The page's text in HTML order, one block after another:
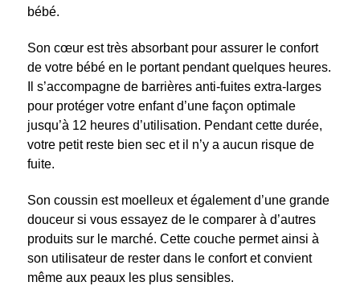
bébé.
Son cœur est très absorbant pour assurer le confort
de votre bébé en le portant pendant quelques heures.
Il s’accompagne de barrières anti-fuites extra-larges
pour protéger votre enfant d’une façon optimale
jusqu’à 12 heures d’utilisation. Pendant cette durée,
votre petit reste bien sec et il n’y a aucun risque de
fuite.
Son coussin est moelleux et également d’une grande
douceur si vous essayez de le comparer à d’autres
produits sur le marché. Cette couche permet ainsi à
son utilisateur de rester dans le confort et convient
même aux peaux les plus sensibles.